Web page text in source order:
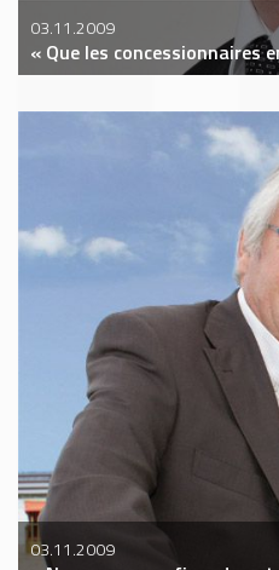
03.11.2009
« Que les concessionnaires
03.11.2009